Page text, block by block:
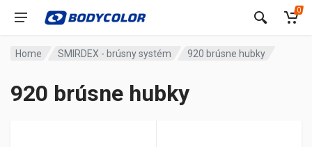
0
Home SMIRDEX - brúsny systém 920 brúsne hubky
920 brúsne hubky